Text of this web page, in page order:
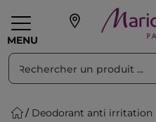
MENU
personnalisés SOINS
Deodorant anti irritation
Trier par